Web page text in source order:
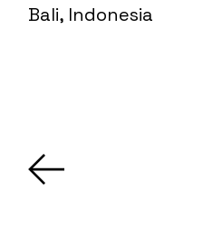
Bali, Indonesia